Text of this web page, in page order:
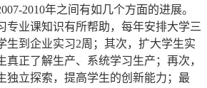
2010年之间有如几个方面的进展。
专业课知识有所帮助，每年安排大学三
生到企业实习2周；其次，扩大学生实
真正了解生产、系统学习生产；再次，
独立探索，提高学生的创新能力；最